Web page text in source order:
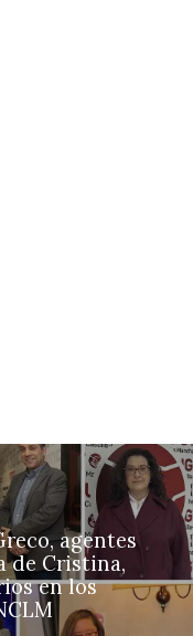
agentes
de Cristina,
en los